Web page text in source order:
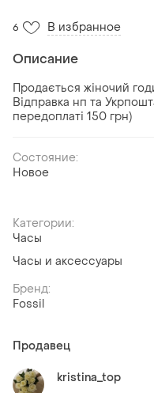
6 В избранное
Описание
Продається жіночий
Відправка нп та
передоплаті 150 грн)
Состояние:
Новое
Категории:
Часы
Часы и аксессуары
Бренд:
Fossil
Продавец
kristina_top